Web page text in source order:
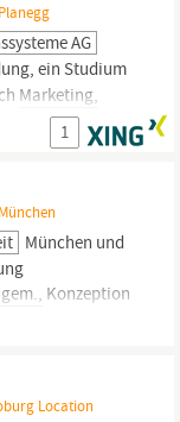
AG
ein Studium
Marketing,
in einem
1
München und
Konzeption
in
w/d) Wir freuen
Location